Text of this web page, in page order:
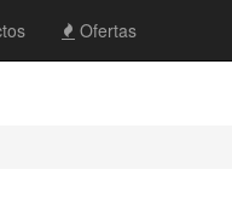
Ofertas